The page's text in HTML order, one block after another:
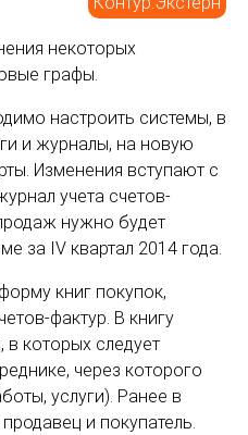
некоторых
графы.
настроить системы, в
и журналы, на новую
Изменения вступают с
учета счетов-
нужно будет
за IV квартал 2014 года.
книг покупок,
фактур. В книгу
которых следует
через которого
услуги). Ранее в
и покупатель.